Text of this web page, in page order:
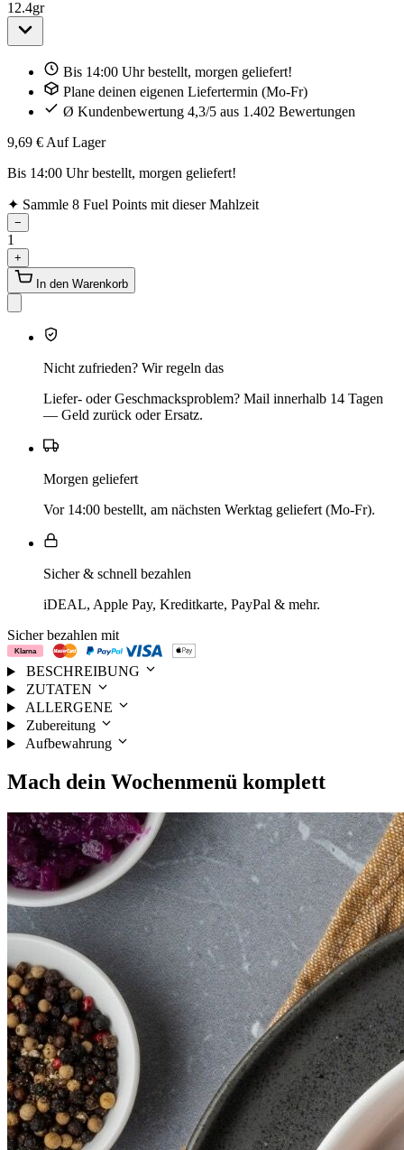
12.4gr
Bis 14:00 Uhr bestellt, morgen geliefert!
Plane deinen eigenen Liefertermin (Mo-Fr)
Ø Kundenbewertung 4,3/5 aus 1.402 Bewertungen
9,69 € Auf Lager
Bis 14:00 Uhr bestellt, morgen geliefert!
✦ Sammle 8 Fuel Points mit dieser Mahlzeit
−
1
+
In den Warenkorb
Nicht zufrieden? Wir regeln das
Liefer- oder Geschmacksproblem? Mail innerhalb 14 Tagen
— Geld zurück oder Ersatz.
Morgen geliefert
Vor 14:00 bestellt, am nächsten Werktag geliefert (Mo-Fr).
Sicher & schnell bezahlen
iDEAL, Apple Pay, Kreditkarte, PayPal & mehr.
Sicher bezahlen mit
BESCHREIBUNG
ZUTATEN
ALLERGENE
Zubereitung
Aufbewahrung
Mach dein Wochenmenü komplett